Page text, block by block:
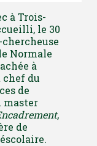
à Trois-
le 30
Normale
à
chef du
de
master
,
de